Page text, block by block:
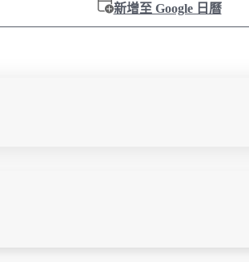
新增至 Google 日曆